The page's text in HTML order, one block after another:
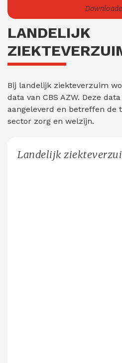
LANDELIJK
Bij landelijk ziekteverzuim
data van CBS AZW. Deze
aangeleverd en betreffen de
sector zorg en welzijn.
Landelijk